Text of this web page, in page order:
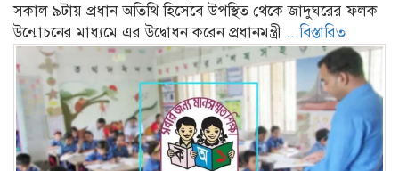
সকাল ৯টায় প্রধান অতিথি হিসেবে উপস্থিত থেকে জাদুঘরের ফলক
উন্মোচনের মাধ্যমে এর উদ্বোধন করেন প্রধানমন্ত্রী ...বিস্তারিত